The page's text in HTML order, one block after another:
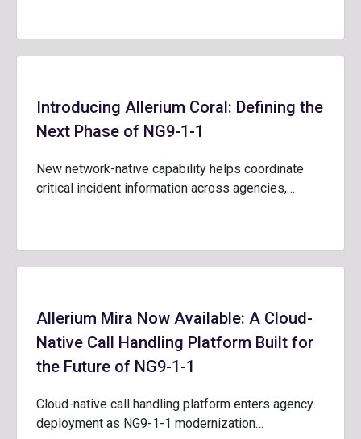
Introducing Allerium Coral: Defining the
Next Phase of NG9-1-1
New network-native capability helps coordinate
critical incident information across agencies,…
Allerium Mira Now Available: A Cloud-
Native Call Handling Platform Built for
the Future of NG9-1-1
Cloud-native call handling platform enters agency
deployment as NG9-1-1 modernization…